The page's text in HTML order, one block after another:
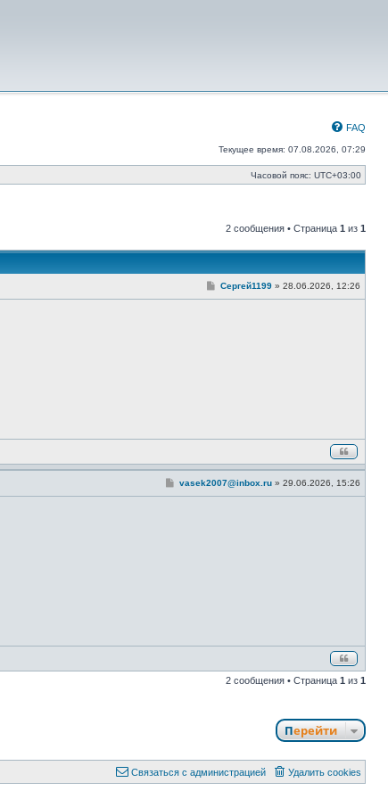
FAQ
Текущее время: 07.08.2026, 07:29
Часовой пояс: UTC+03:00
2 сообщения • Страница 1 из 1
ССергей1199 » 28.06.2026, 12:26
Сvasek2007@inbox.ru » 29.06.2026, 15:26
2 сообщения • Страница 1 из 1
Перейти
Удалить cookies
Связаться с администрацией